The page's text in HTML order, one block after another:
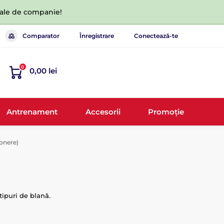
de companie!
Comparator Înregistrare Conectează-te
0 0,00 lei
Antrenament Accesorii Promoție
de blană.